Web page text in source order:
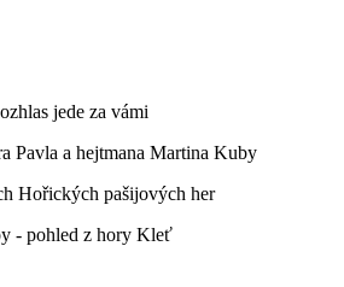
jede za vámi
Pavla a hejtmana Martina Kuby
Hořických pašijových her
- pohled z hory Kleť